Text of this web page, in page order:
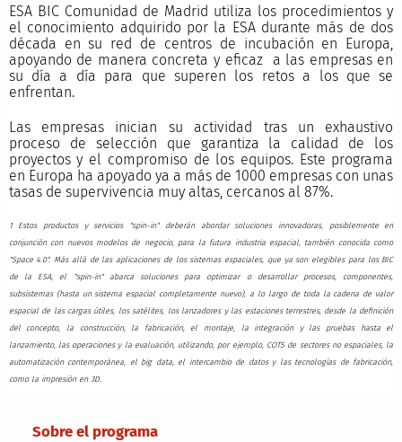
Main menu
Sobre el programa
ESA BIC Comunidad de Madrid utiliza los procedimientos y
el conocimiento adquirido por la ESA durante más de dos
década en su red de centros de incubación en Europa,
apoyando de manera concreta y eficaz a las empresas en
su día a día para que superen los retos a los que se
enfrentan.
Las empresas inician su actividad tras un exhaustivo
proceso de selección que garantiza la calidad de los
proyectos y el compromiso de los equipos. Este programa
en Europa ha apoyado ya a más de 1000 empresas con unas
tasas de supervivencia muy altas, cercanos al 87%.
1 Estos productos y servicios "spin-in" deberán abordar soluciones innovadoras, posiblemente en
conjunción con nuevos modelos de negocio, para la futura industria espacial, también conocida como
"Space 4.0". Más allá de las aplicaciones de los sistemas espaciales, que ya son elegibles para los BIC
de la ESA, el "spin-in" abarca soluciones para optimizar o desarrollar procesos, componentes,
subsistemas (hasta un sistema espacial completamente nuevo), a lo largo de toda la cadena de valor
espacial de las cargas útiles, los satélites, los lanzadores y las estaciones terrestres, desde la definición
del concepto, la construcción, la fabricación, el montaje, la integración y las pruebas hasta el
lanzamiento, las operaciones y la evaluación, utilizando, por ejemplo, COTS de sectores no espaciales, la
automatización contemporánea, el big data, el intercambio de datos y las tecnologías de fabricación,
como la impresión en 3D.